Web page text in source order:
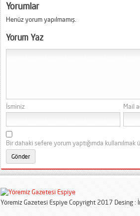
Yorumlar
Henüz yorum yapılmamış.
Yorum Yaz
İsminiz Mail
Bir dahaki sefere yorum yaptığımda
Yöremiz Gazetesi Espiye Copyright 2017 Desing